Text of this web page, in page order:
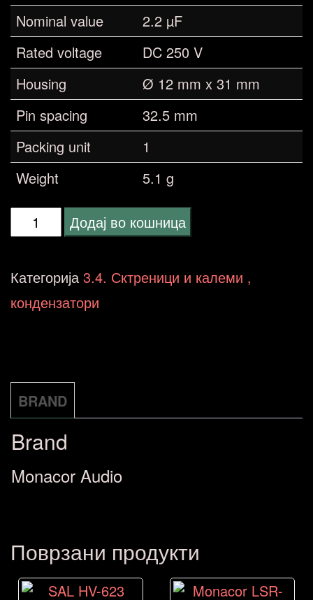
Nominal value
2.2 µF
Rated voltage
DC 250 V
Housing
Ø 12 mm x 31 mm
Pin spacing
32.5 mm
Packing unit
1
Weight
5.1 g
Monacor
22
Додај во кошница
Категорија3.4. Сктреници и калеми ,
кондензатори
BRAND
Brand
Monacor Audio
Поврзани продукти